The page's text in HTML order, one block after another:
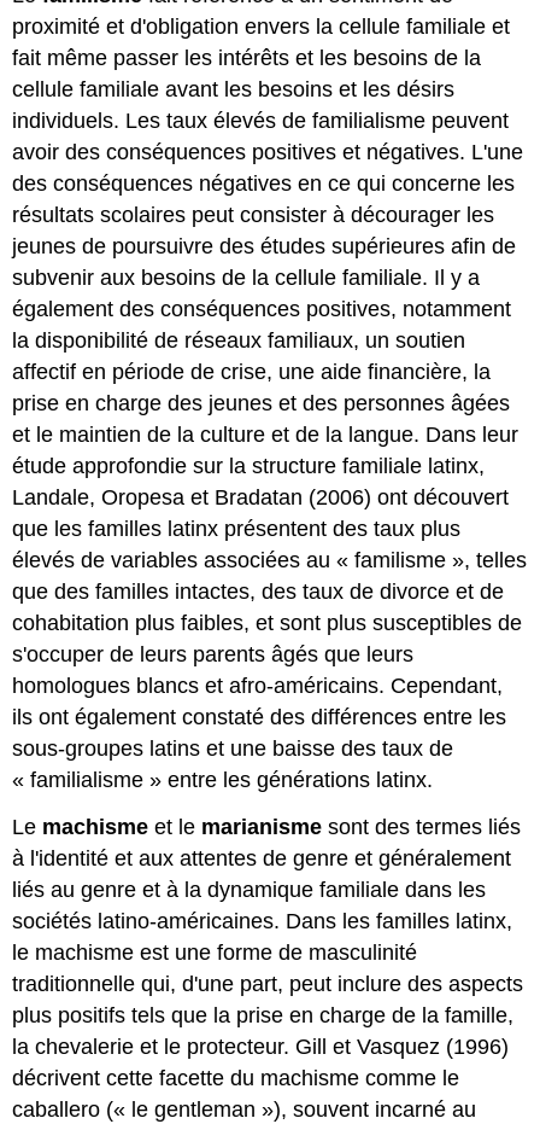
proximité et d'obligation envers la cellule familiale et
fait même passer les intérêts et les besoins de la
cellule familiale avant les besoins et les désirs
individuels. Les taux élevés de familialisme peuvent
avoir des conséquences positives et négatives. L'une
des conséquences négatives en ce qui concerne les
résultats scolaires peut consister à décourager les
jeunes de poursuivre des études supérieures afin de
subvenir aux besoins de la cellule familiale. Il y a
également des conséquences positives, notamment
la disponibilité de réseaux familiaux, un soutien
affectif en période de crise, une aide financière, la
prise en charge des jeunes et des personnes âgées
et le maintien de la culture et de la langue. Dans leur
étude approfondie sur la structure familiale latinx,
Landale, Oropesa et Bradatan (2006) ont découvert
que les familles latinx présentent des taux plus
élevés de variables associées au « familisme », telles
que des familles intactes, des taux de divorce et de
cohabitation plus faibles, et sont plus susceptibles de
s'occuper de leurs parents âgés que leurs
homologues blancs et afro-américains. Cependant,
ils ont également constaté des différences entre les
sous-groupes latins et une baisse des taux de
« familialisme » entre les générations latinx.
Le machisme et le marianisme sont des termes liés
à l'identité et aux attentes de genre et généralement
liés au genre et à la dynamique familiale dans les
sociétés latino-américaines. Dans les familles latinx,
le machisme est une forme de masculinité
traditionnelle qui, d'une part, peut inclure des aspects
plus positifs tels que la prise en charge de la famille,
la chevalerie et le protecteur. Gill et Vasquez (1996)
décrivent cette facette du machisme comme le
caballero (« le gentleman »), souvent incarné au